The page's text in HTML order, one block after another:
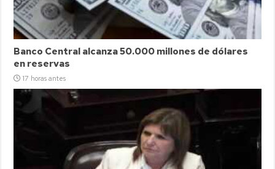
Banco Central alcanza 50.000 millones de dólares
en reservas
17 horas antes